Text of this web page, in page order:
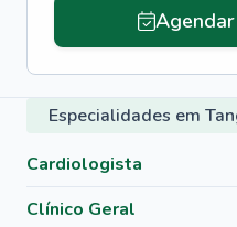
Especialidades em
Cardiologista
Clínico Geral